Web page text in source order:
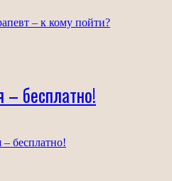
– бесплатно!